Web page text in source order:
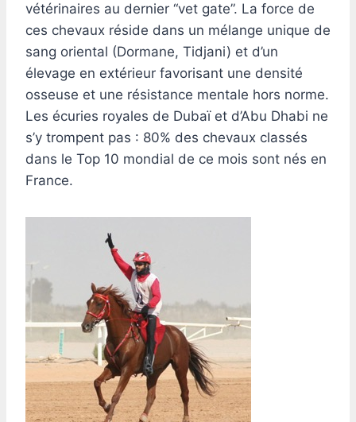
vétérinaires au dernier “vet gate”. La force de
ces chevaux réside dans un mélange unique de
sang oriental (Dormane, Tidjani) et d’un
élevage en extérieur favorisant une densité
osseuse et une résistance mentale hors norme.
Les écuries royales de Dubaï et d’Abu Dhabi ne
s’y trompent pas : 80% des chevaux classés
dans le Top 10 mondial de ce mois sont nés en
France.